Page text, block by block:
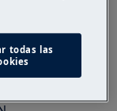
todas las